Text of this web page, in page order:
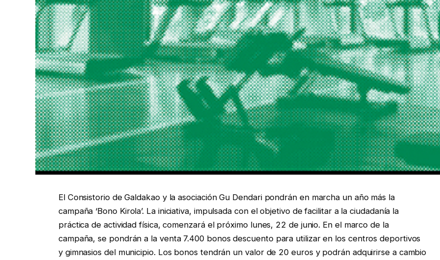
El Consistorio de Galdakao y la asociación Gu Dendari pondrán en marcha un año más la
campaña ‘Bono Kirola’. La iniciativa, impulsada con el objetivo de facilitar a la ciudadanía la
práctica de actividad física, comenzará el próximo lunes, 22 de junio. En el marco de la
campaña, se pondrán a la venta 7.400 bonos descuento para utilizar en los centros deportivos
y gimnasios del municipio. Los bonos tendrán un valor de 20 euros y podrán adquirirse a cambio